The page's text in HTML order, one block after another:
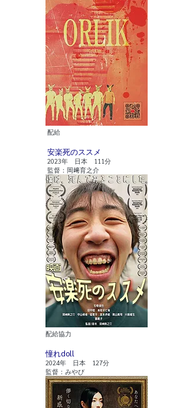
​配給
​安楽死のススメ
2023年 日本 111分
監督：岡﨑育之介
​配給協力
憧れdoll
2024年 日本 127分
監督：みやび